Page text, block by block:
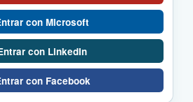
con Microsoft
con LinkedIn
con Facebook